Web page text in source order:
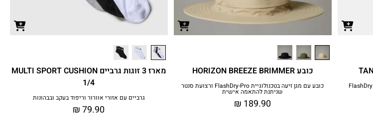
חולצת פולו מבד יעיל ומנדף זיעה בטכנולוגיית FlashDry
כובע HORIZON BREEZE BRIMMER
כובע עם מגן זיעה בטכנולוגיית FlashDry-Pro ורצועת סנטר
שניתנת להתאמה אישית
₪ 189.90
מארז 3 זוגות גרביים MULTI SPORT CUSHION
1/4
גרביים עם אזורי אוורור וריפוד בעקב ובבהונות
₪79.90